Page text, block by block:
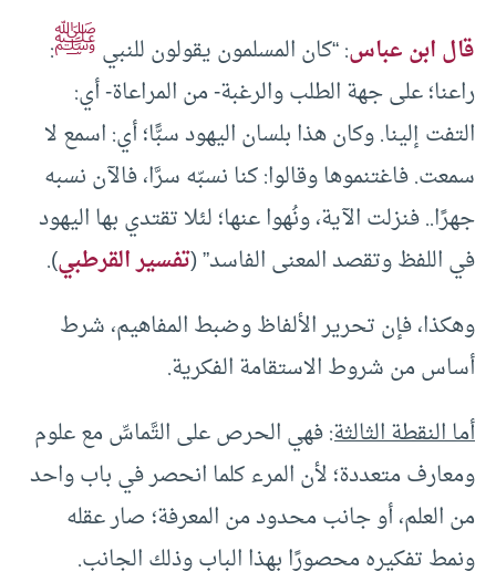
قال ابن عباس: “كان المسلمون يقولون للنبيﷺ:
راعنا؛ على جهة الطلب والرغبة- من المراعاة- أي:
التفت إلينا. وكان هذا بلسان اليهود سبًّا؛ أي: اسمع لا
سمعت. فاغتنموها وقالوا: كنا نسبّه سرَّا، فالآن نسبه
جهرًا.. فنزلت الآية، ونُهوا عنها؛ لئلا تقتدي بها اليهود
في اللفظ وتقصد المعنى الفاسد” (تفسير القرطبي).
وهكذا، فإن تحرير الألفاظ وضبط المفاهيم، شرط
أساس من شروط الاستقامة الفكرية.
أما النقطة الثالثة:فهي الحرص على التَّماسِّ مع علوم
ومعارف متعددة؛ لأن المرء كلما انحصر في باب واحد
من العلم، أو جانب محدود من المعرفة؛ صار عقله
ونمط تفكيره محصورًا بهذا الباب وذلك الجانب.